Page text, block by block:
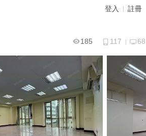
登入 註冊
185 117 68